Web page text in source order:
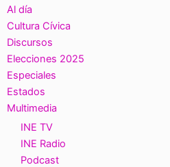
Al día
Cultura Cívica
Discursos
Elecciones 2025
Especiales
Estados
Multimedia
INE TV
INE Radio
Podcast